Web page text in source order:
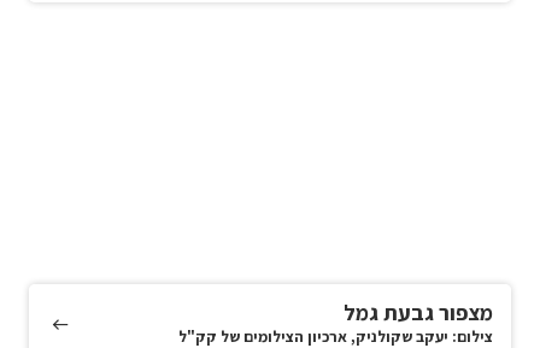
מצפור גבעת גמל
צילום: יעקב שקולניק, ארכיון הצילומים של קק"ל